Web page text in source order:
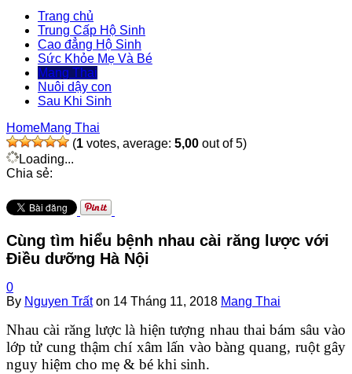
Trang chủ
Trung Cấp Hộ Sinh
Cao đẳng Hộ Sinh
Sức Khỏe Mẹ Và Bé
Mang Thai
Nuôi dậy con
Sau Khi Sinh
HomeMang Thai
(1 votes, average: 5,00 out of 5)
Loading...
Chia sẻ:
Cùng tìm hiểu bệnh nhau cài răng lược với
Điều dưỡng Hà Nội
0
By Nguyen Trất on 14 Tháng 11, 2018 Mang Thai
Nhau cài răng lược là hiện tượng nhau thai bám sâu vào
lớp tử cung thậm chí xâm lấn vào bàng quang, ruột gây
nguy hiệm cho mẹ & bé khi sinh.